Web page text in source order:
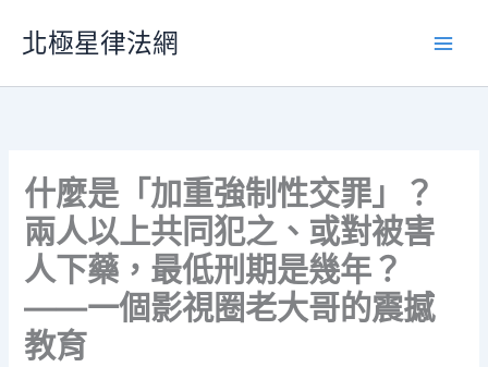
要
北極星律法網
什麼是「加重強制性交罪」？
兩人以上共同犯之、或對被害
人下藥，最低刑期是幾年？
——一個影視圈老大哥的震撼
教育